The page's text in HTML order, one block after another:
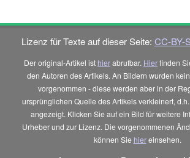
Lizenz für Texte auf dieser Seite: CC-BY-
Der original-Artikel ist hierabrufbar. Hierfinden
den Autoren des Artikels. An Bildern wurden
vorgenommen - diese werden aber in der
ursprünglichen Quelle des Artikels verkleinert,
angezeigt. Klicken Sie auf ein Bild für weitere
Urheber und zur Lizenz. Die vorgenommenen
können Sie hiereinsehen.